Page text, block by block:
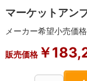
マーケットア
メーカー希望小売価
販売価格￥